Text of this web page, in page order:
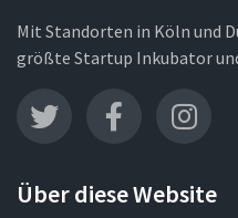
Mit Standorten in Köln und
größte Startup Inkubator
Über diese Website